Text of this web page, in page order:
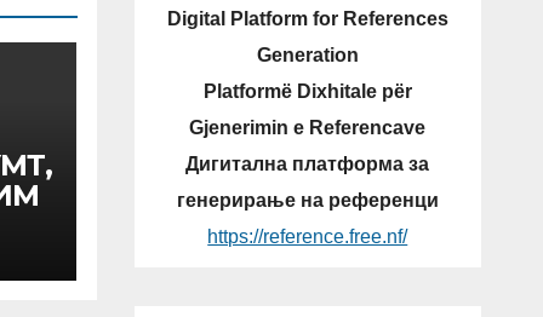
Digital Platform for References
Generation
Platformë Dixhitale për
Gjenerimin e Referencave
Дигитална платформа за
генерирање на референци
https://reference.free.nf/